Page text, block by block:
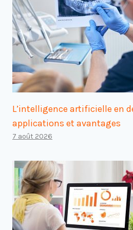
L’intelligence artificielle en
applications et avantages
7 août 2026